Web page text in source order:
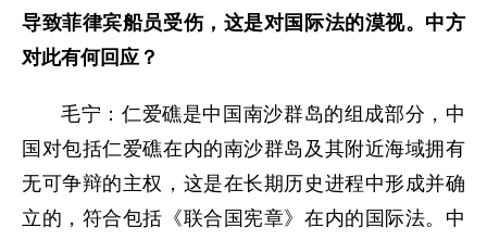
导致菲律宾船员受伤，这是对国际法的漠视。中方
对此有何回应？
毛宁：仁爱礁是中国南沙群岛的组成部分，中
国对包括仁爱礁在内的南沙群岛及其附近海域拥有
无可争辩的主权，这是在长期历史进程中形成并确
立的，符合包括《联合国宪章》在内的国际法。中